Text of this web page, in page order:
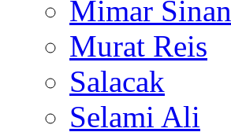
Mimar Sinan
Murat Reis
Salacak
Selami Ali